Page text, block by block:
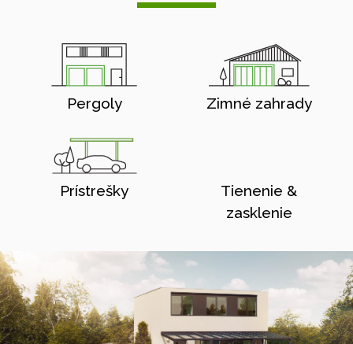
Pergoly Zimné zahrady
Prístrešky
Tienenie &
zasklenie